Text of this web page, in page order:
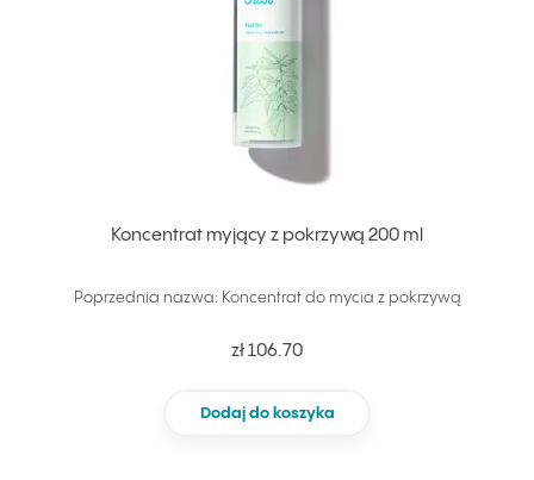
Koncentrat myjący z pokrzywą 200 ml
Poprzednia nazwa: Koncentrat do mycia z pokrzywą
zł 106.70
Dodaj do koszyka